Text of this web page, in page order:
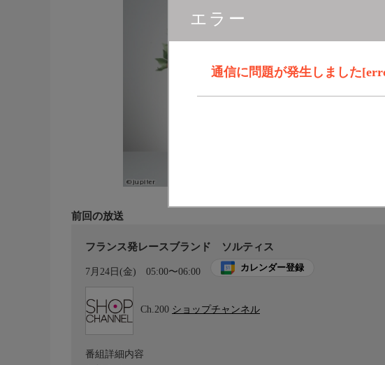
エラー
通信に問題が発生しました
前回の放送
フランス発レースブランド ソルティス
7月24日(金) 05:00〜06:00 カレンダー登録
Ch.200 ショップチャンネル
番組詳細内容